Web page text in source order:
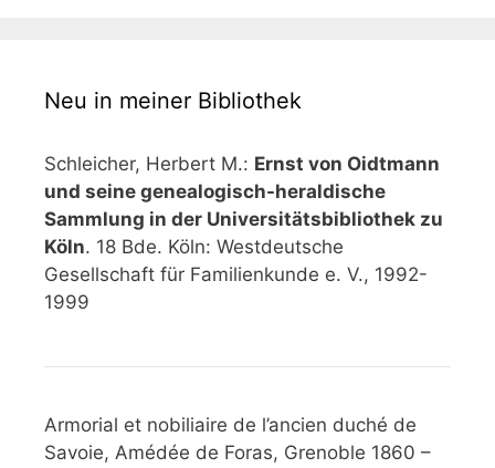
Neu in meiner Bibliothek
Schleicher, Herbert M.: Ernst von Oidtmann
und seine genealogisch-heraldische
Sammlung in der Universitätsbibliothek zu
Köln. 18 Bde. Köln: Westdeutsche
Gesellschaft für Familienkunde e. V., 1992-
1999
Armorial et nobiliaire de l’ancien duché de
Savoie, Amédée de Foras, Grenoble 1860 –